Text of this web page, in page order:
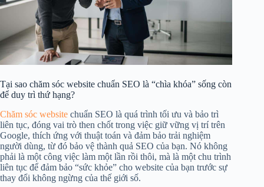
Tại sao chăm sóc website chuẩn SEO là “chìa khóa” sống còn
để duy trì thứ hạng?
Chăm sóc website chuẩn SEO là quá trình tối ưu và bảo trì
liên tục, đóng vai trò then chốt trong việc giữ vững vị trí trên
Google, thích ứng với thuật toán và đảm bảo trải nghiệm
người dùng, từ đó bảo vệ thành quả SEO của bạn. Nó không
phải là một công việc làm một lần rồi thôi, mà là một chu trình
liên tục để đảm bảo “sức khỏe” cho website của bạn trước sự
thay đổi không ngừng của thế giới số.